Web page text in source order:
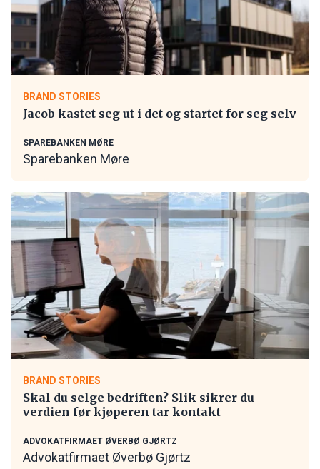
BRAND STORIES
Jacob kastet seg ut i det og startet for seg selv
SPAREBANKEN MØRE
Sparebanken Møre
BRAND STORIES
Skal du selge bedriften? Slik sikrer du
verdien før kjøperen tar kontakt
ADVOKATFIRMAET ØVERBØ GJØRTZ
Advokatfirmaet Øverbø Gjørtz